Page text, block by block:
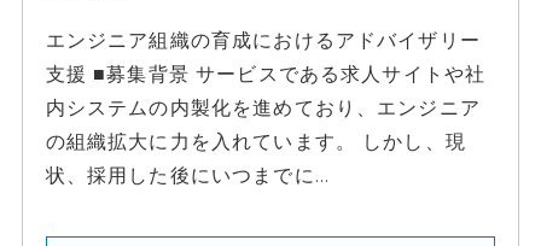
エンジニア組織の育成におけるアドバイザリー
支援 ■募集背景 サービスである求人サイトや社
内システムの内製化を進めており、エンジニア
の組織拡大に力を入れています。 しかし、現
状、採用した後にいつまでに...